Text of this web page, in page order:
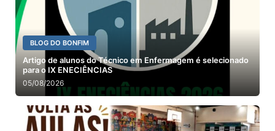
BLOG DO BONFIM
Artigo de alunos do Técnico em Enfermagem é selecionado
para o IX ENECIÊNCIAS
05/08/2026